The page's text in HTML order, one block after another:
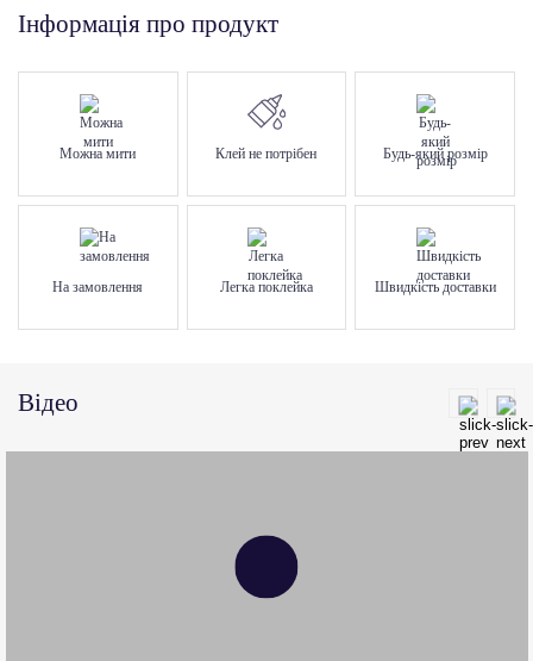
Інформація про продукт
Можна мити Клей не потрібен Будь-який розмір
На замовлення Легка поклейка Швидкість доставки
Відео